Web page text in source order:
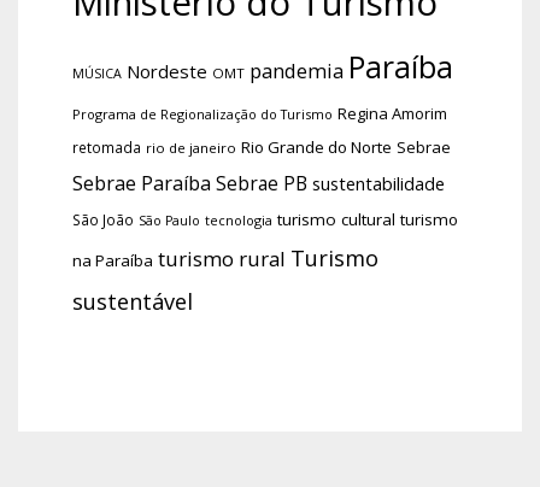
MÚSICA Nordeste OMT pandemia Paraíba
Programa de Regionalização do Turismo Regina Amorim
retomada rio de janeiro Rio Grande do Norte Sebrae
Sebrae Paraíba Sebrae PB sustentabilidade
São João São Paulo tecnologia turismo cultural turismo
na Paraíba turismo rural Turismo
sustentável